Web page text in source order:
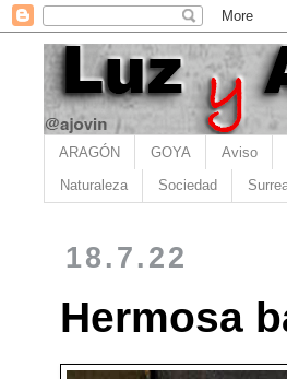
ARAGÓN GOYA Aviso
Naturaleza Sociedad
18.7.22
Hermosa